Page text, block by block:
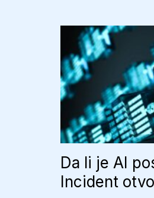
Da li je AI
Incident